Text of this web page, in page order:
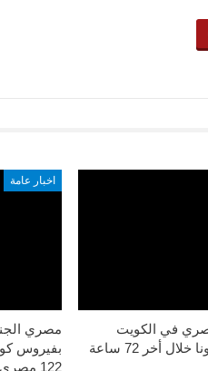
485 مصري في الكويت
أخر 72 ساعة
اخبار عامة
مصري
بفيروس
122 مصري أخرين